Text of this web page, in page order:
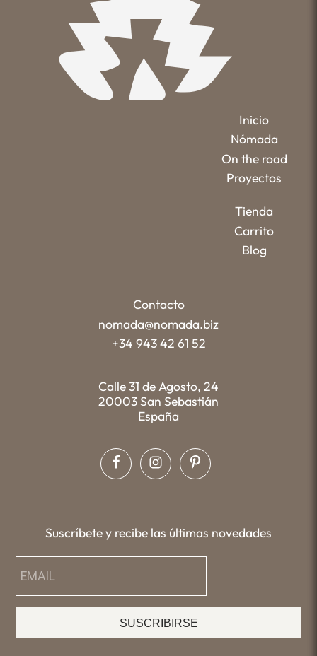
Inicio
Nómada
On the road
Proyectos
Tienda
Carrito
Blog
Contacto
nomada@nomada.biz
+34 943 42 61 52
Calle 31 de Agosto, 24
20003 San Sebastián
España
Suscríbete y recibe las últimas novedades
SUSCRIBIRSE